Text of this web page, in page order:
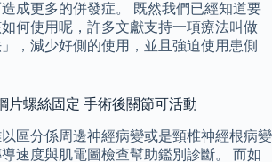
成更多的併發症。 既然我們已經知道要
何使用呢，許多文獻支持一項療法叫做
」，減少好側的使用，並且強迫使用患側
片螺絲固定 手術後關節可活動
區分係周邊神經病變或是頸椎神經根病變
速度與肌電圖檢查幫助鑑別診斷。 而如